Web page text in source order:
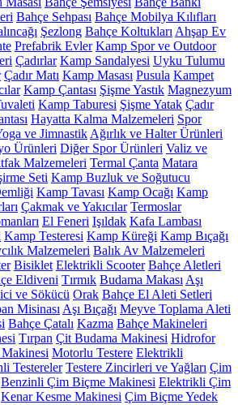
Bahçe Sehpası Bahçe Mobilya Kılıfları
Şezlong Bahçe Koltukları Ahşap Ev
Prefabrik Evler Kamp Spor ve Outdoor
Çadırlar Kamp Sandalyesi Uyku Tulumu
Çadır Matı Kamp Masası Pusula Kampet
Kamp Çantası Şişme Yastık Magnezyum
Kamp Taburesi Şişme Yatak Çadır
Hayatta Kalma Malzemeleri Spor
ve Jimnastik Ağırlık ve Halter Ürünleri
Ürünleri Diğer Spor Ürünleri Valiz ve
Malzemeleri Termal Çanta Matara
Seti Kamp Buzluk ve Soğutucu
Kamp Tavası Kamp Ocağı Kamp
Çakmak ve Yakıcılar Termoslar
El Feneri Işıldak Kafa Lambası
Kamp Testeresi Kamp Küreği Kamp Bıçağı
Malzemeleri Balık Av Malzemeleri
Bisiklet Elektrikli Scooter Bahçe Aletleri
Eldiveni Tırmık Budama Makası Aşı
ve Sökücü Orak Bahçe El Aleti Setleri
Misinası Aşı Bıçağı Meyve Toplama Aleti
Bahçe Çatalı Kazma Bahçe Makineleri
Tırpan Çit Budama Makinesi Hidrofor
Motorlu Testere Elektrikli
Testereler Testere Zincirleri ve Yağları Çim
Benzinli Çim Biçme Makinesi Elektrikli Çim
Kenar Kesme Makinesi Çim Biçme Yedek